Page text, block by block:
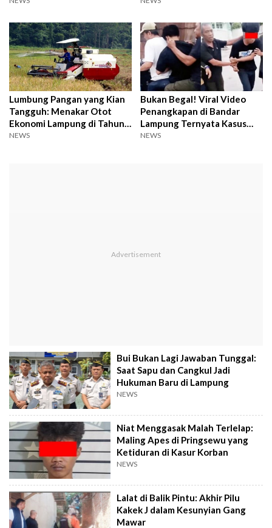
Lumbung Pangan yang Kian
Tangguh: Menakar Otot
Ekonomi Lampung di Tahun
2026
NEWS
Bukan Begal! Viral Video
Penangkapan di Bandar
Lampung Ternyata Kasus
Kotak Amal
NEWS
Bui Bukan Lagi Jawaban Tunggal:
Saat Sapu dan Cangkul Jadi
Hukuman Baru di Lampung
NEWS
Niat Menggasak Malah Terlelap:
Maling Apes di Pringsewu yang
Ketiduran di Kasur Korban
NEWS
Lalat di Balik Pintu: Akhir Pilu
Kakek J dalam Kesunyian Gang
Mawar